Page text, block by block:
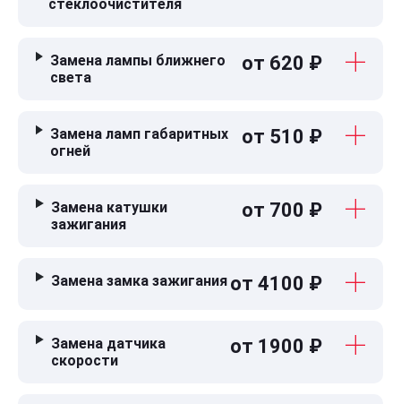
стеклоочистителя
Замена лампы ближнего
света
от 620 ₽
Замена ламп габаритных
огней
от 510 ₽
Замена катушки
зажигания
от 700 ₽
Замена замка зажигания от 4100 ₽
Замена датчика
скорости
от 1900 ₽